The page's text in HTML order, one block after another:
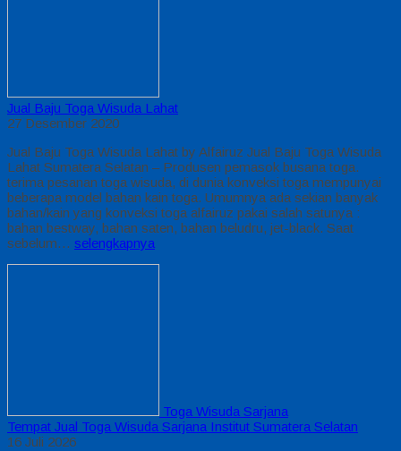
Jual Baju Toga Wisuda Lahat
27 Desember 2020
Jual Baju Toga Wisuda Lahat by Alfairuz Jual Baju Toga Wisuda
Lahat Sumatera Selatan – Produsen pemasok busana toga.
terima pesanan toga wisuda, di dunia konveksi toga mempunyai
beberapa model bahan kain toga. Umumnya ada sekian banyak
bahan/kain yang konveksi toga alfairuz pakai salah satunya :
bahan bestway, bahan saten, bahan beludru, jet-black. Saat
sebelum… selengkapnya
Toga Wisuda Sarjana
Tempat Jual Toga Wisuda Sarjana Institut Sumatera Selatan
16 Juli 2026